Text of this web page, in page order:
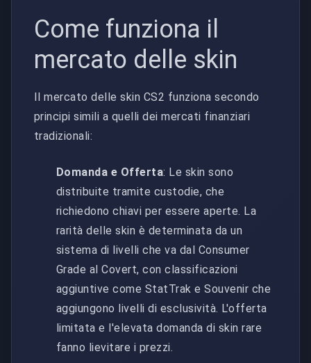
Come funziona il
mercato delle skin
Il mercato delle skin CS2 funziona secondo
principi simili a quelli dei mercati finanziari
tradizionali:
Domanda e Offerta: Le skin sono
distribuite tramite custodie, che
richiedono chiavi per essere aperte. La
rarità delle skin è determinata da un
sistema di livelli che va dal Consumer
Grade al Covert, con classificazioni
aggiuntive come StatTrak e Souvenir che
aggiungono livelli di esclusività. L'offerta
limitata e l'elevata domanda di skin rare
fanno lievitare i prezzi.